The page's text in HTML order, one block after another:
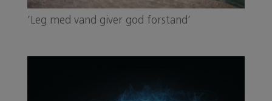
’Leg med vand giver god forstand’